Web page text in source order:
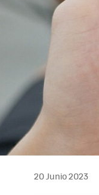
20 Junio 2023